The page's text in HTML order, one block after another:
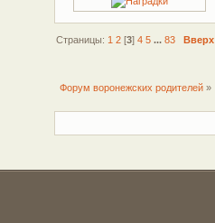
Страницы: 1 2[3] 4 5 ... 83 Вверх
Форум воронежских родителей»